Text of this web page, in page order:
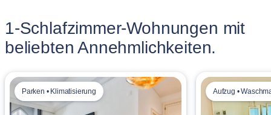
1-Schlafzimmer-Wohnungen mit
beliebten Annehmlichkeiten.
Parken • Klimatisierung Aufzug •